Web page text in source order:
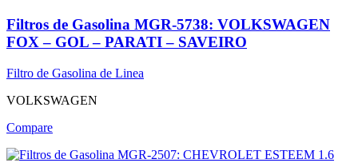
Filtros de Gasolina MGR-5738: VOLKSWAGEN
FOX – GOL – PARATI – SAVEIRO
Filtro de Gasolina de Linea
VOLKSWAGEN
Compare